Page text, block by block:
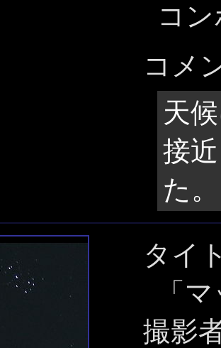
コ
コメ
天
接
た。
タイ
「
撮影